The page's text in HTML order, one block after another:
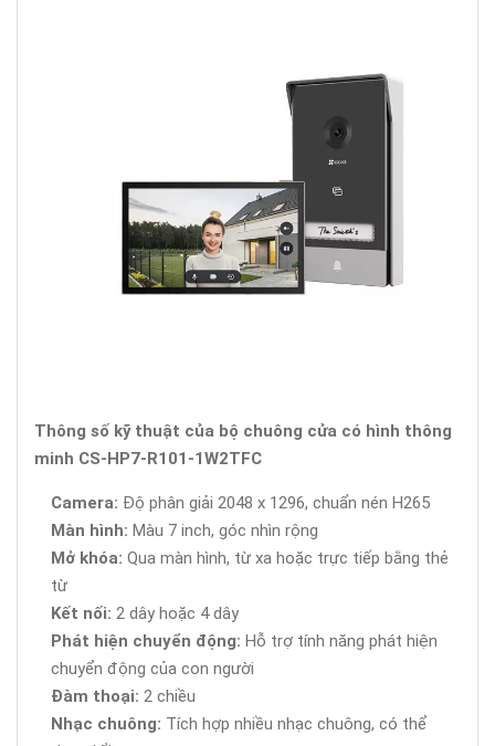
Thông số kỹ thuật của bộ chuông cửa có hình thông
minh CS-HP7-R101-1W2TFC
Camera: Độ phân giải 2048 x 1296, chuẩn nén H265
Màn hình: Màu 7 inch, góc nhìn rộng
Mở khóa: Qua màn hình, từ xa hoặc trực tiếp bằng thẻ
từ
Kết nối: 2 dây hoặc 4 dây
Phát hiện chuyển động: Hỗ trợ tính năng phát hiện
chuyển động của con người
Đàm thoại: 2 chiều
Nhạc chuông: Tích hợp nhiều nhạc chuông, có thể